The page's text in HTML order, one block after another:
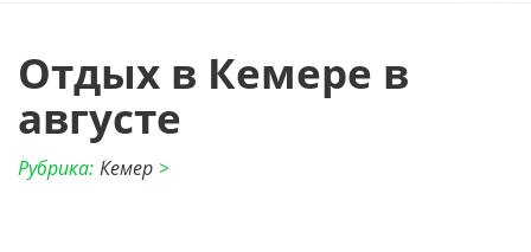
Отдых в Кемере в
августе
>
Рубрика: Кемер